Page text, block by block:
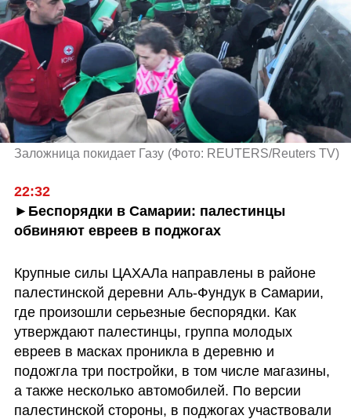
Заложница покидает Газу (Фото: REUTERS/Reuters TV)
22:32
►Беспорядки в Самарии: палестинцы
обвиняют евреев в поджогах
Крупные силы ЦАХАЛа направлены в районе
палестинской деревни Аль-Фундук в Самарии,
где произошли серьезные беспорядки. Как
утверждают палестинцы, группа молодых
евреев в масках проникла в деревню и
подожгла три постройки, в том числе магазины,
а также несколько автомобилей. По версии
палестинской стороны, в поджогах участвовали